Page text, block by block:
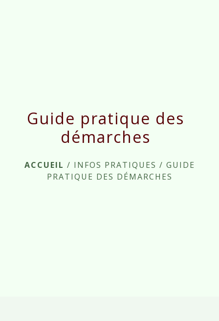
Guide pratique des
démarches
ACCUEIL / INFOS PRATIQUES / GUIDE
PRATIQUE DES DÉMARCHES